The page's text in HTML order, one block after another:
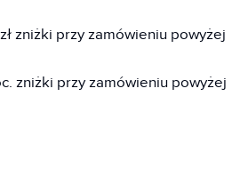
zniżki przy zamówieniu powyżej
zniżki przy zamówieniu powyżej